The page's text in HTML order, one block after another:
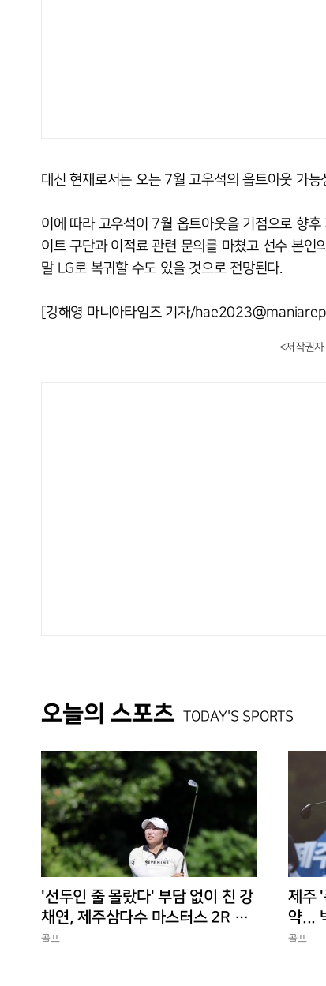
대신 현재로서는 오는 7월 고우석의 옵트아웃 가능
이에 따라 고우석이 7월 옵트아웃을 기점으로 향
이트 구단과 이적료 관련 문의를 마쳤고 선수 본인
말 LG로 복귀할 수도 있을 것으로 전망된다.
[강해영 마니아타임즈 기자/
<저작권
오늘의 스포츠 TODAY'S SPORTS
'선두인 줄 몰랐다' 부담 없이 친 강
채연, 제주삼다수 마스터스 2R 단
독 선두
골프
제주 '
약...
골프